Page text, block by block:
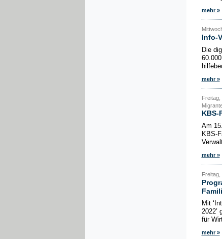
mehr »
Info-
Die
mehr »
Freitag,
KBS-
Am
KBS-
mehr »
Freitag,
Mit
2022’
für
mehr »